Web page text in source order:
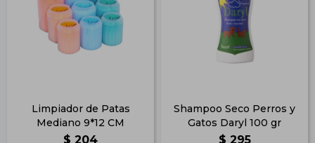
Limpiador de Patas
Mediano 9*12 CM
$ 204
Shampoo Seco Perros y
Gatos Daryl 100 gr
$ 295